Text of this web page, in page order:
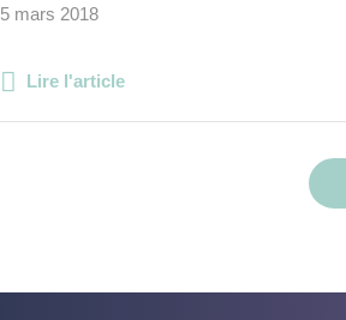
5 mars 2018
Lire l'article